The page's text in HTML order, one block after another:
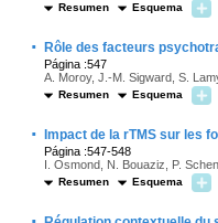
Resumen Esquema
· Rôle des facteurs
Página :547
A. Moroy, J.-M. Sigward, S.
Resumen Esquema
· Impact de la rTMS sur les
Página :547-548
I. Osmond, N. Bouaziz, P.
Resumen Esquema